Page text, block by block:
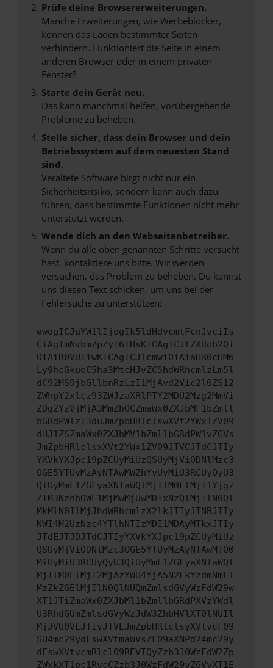
Prüfe deine Browsererweiterungen.
Manche Erweiterungen, wie Werbeblocker,
können das Laden bestimmter Seiten
verhindern. Funktioniert die Seite in einem
anderen Browser oder in einem privaten
Fenster?
Starte dein Gerät neu.
Das kann manchmal helfen, vorübergehende
Probleme zu beheben.
Stelle sicher, dass dein Browser und dein
Betriebssystem auf dem neuesten Stand
sind.
Veraltete Software birgt nicht nur ein
Sicherheitsrisiko, sondern kann auch dazu
führen, dass bestimmte Funktionen nicht mehr
unterstützt werden.
Wende dich an den Webseitenbetreiber.
Wenn du alle oben genannten Schritte versucht
hast, kontaktiere uns bitte. Wir werden
versuchen, das Problem zu beheben. Du kannst
uns diesen Text schicken, um uns bei der
Fehlersuche zu unterstützen:
ewogICJuYW1lIjogIk5ldHdvcmtFcnJvciIs
CiAgImNvbmZpZyI6IHsKICAgICJtZXRob2Qi
OiAiR0VUIiwKICAgICJ1cmwiOiAiaHR0cHM6
Ly9hcGkueC5ha3MtcHJvZC5hdWRhcmlzLm5l
dC92MS9jbGllbnRzLzI1MjAvd2Vic2l0ZS12
ZWhpY2xlcz93ZWJzaXRlPTY2MDU2Mzg2MmVi
ZDg2YzVjMjA3MmZhOCZmaWx0ZXJbMF1bZmll
bGRdPWlzT3duJmZpbHRlclswXVt2YWx1ZV09
dHJ1ZSZmaWx0ZXJbMV1bZmllbGRdPW1vZGVs
JmZpbHRlclsxXVt2YWx1ZV09JTVCJTdCJTIy
YXVkYXJpc19pZCUyMiUzQSUyMjViODNlMzc3
OGE5YTUyMzAyNTAwMWZhYyUyMiU3RCUyQyU3
QiUyMmF1ZGFyaXNfaWQlMjIlM0ElMjI1Yjgz
ZTM3NzhhOWE1MjMwMjUwMDIxNzQlMjIlN0Ql
MkMlN0IlMjJhdWRhcmlzX2lkJTIyJTNBJTIy
NWI4M2UzNzc4YTlhNTIzMDI1MDAyMTkxJTIy
JTdEJTJDJTdCJTIyYXVkYXJpc19pZCUyMiUz
QSUyMjViODNlMzc3OGE5YTUyMzAyNTAwMjQ0
MiUyMiU3RCUyQyU3QiUyMmF1ZGFyaXNfaWQl
MjIlM0ElMjI2MjAzYWU4YjA5N2FkYzdmNmE1
MzZkZGElMjIlN0QlNUQmZmlsdGVyWzFdW29w
XT1JTiZmaWx0ZXJbMl1bZmllbGRdPXVzYWdl
U3RhdGUmZmlsdGVyWzJdW3ZhbHVlXT0lNUIl
MjJVU0VEJTIyJTVEJmZpbHRlclsyXVtvcF09
SU4mc29ydFswXVtmaWVsZF09aXNPd24mc29y
dFswXVtvcmRlcl09REVTQyZzb3J0WzFdW2Zp
ZWxkXT1pc1RvcCZzb3J0WzFdW29yZGVyXT1E